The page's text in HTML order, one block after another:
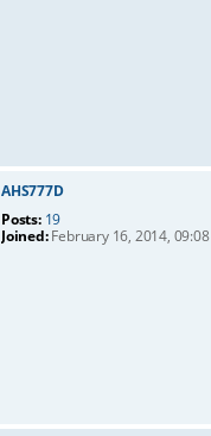
AHS777D
Posts: 19
Joined:February 16, 2014, 09:08